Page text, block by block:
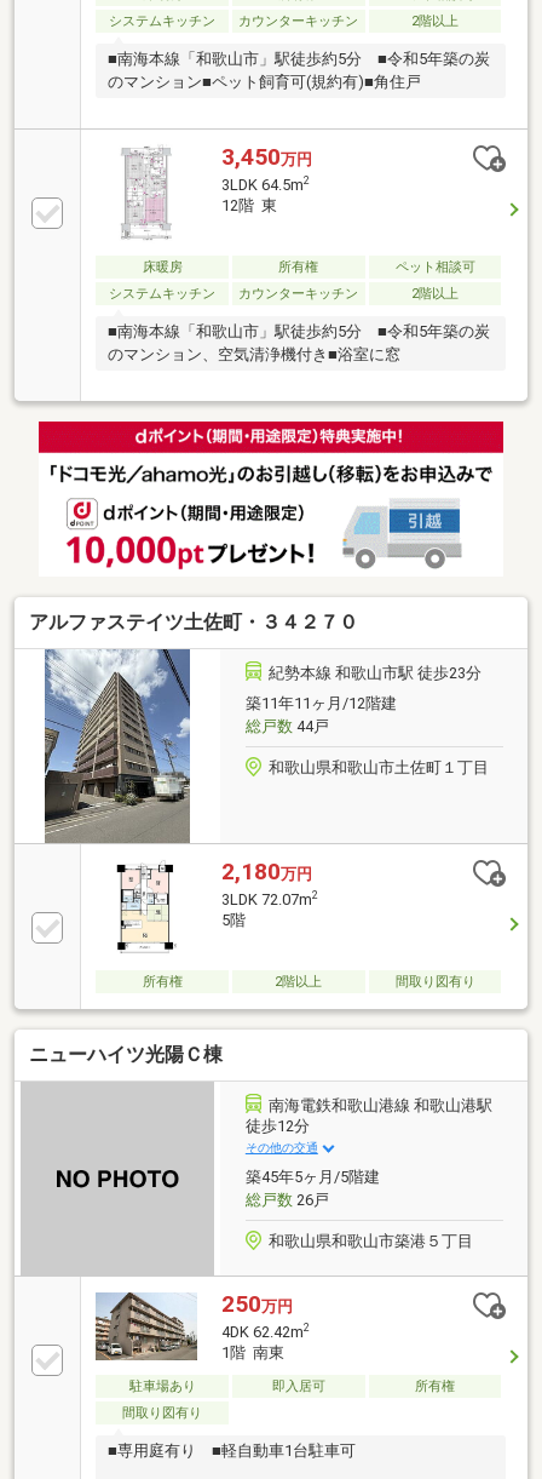
システムキッチン
カウンターキッチン 2階以上
■南海本線「和歌山市」駅徒歩約5分 ■令和5年築の炭
のマンション■ペット飼育可(規約有)■角住戸
3,450万円
3LDK 64.5m2
12階 東
床暖房 所有権
ペット相談可
システムキッチン
カウンターキッチン 2階以上
■南海本線「和歌山市」駅徒歩約5分 ■令和5年築の炭
のマンション、空気清浄機付き■浴室に窓
アルファステイツ土佐町・３４２７０
紀勢本線 和歌山市駅 徒歩23分
築11年11ヶ月/12階建
総戸数44戸
和歌山県和歌山市土佐町１丁目
2,180万円
3LDK 72.07m2
5階
所有権 2階以上 間取り図有り
ニューハイツ光陽Ｃ棟
南海電鉄和歌山港線 和歌山港駅
徒歩12分
その他の交通
築45年5ヶ月/5階建
総戸数26戸
和歌山県和歌山市築港５丁目
250万円
4DK 62.42m2
1階 南東
駐車場あり 即入居可
所有権
間取り図有り
■専用庭有り ■軽自動車1台駐車可